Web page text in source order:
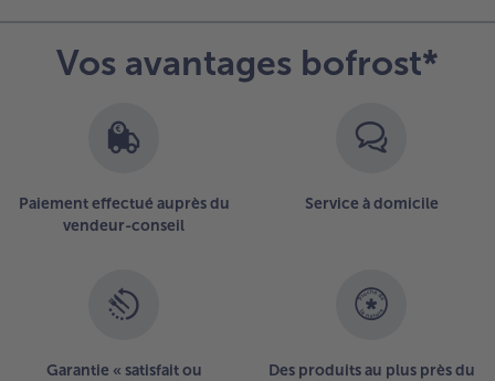
Vos avantages bofrost*
Paiement effectué auprès du
vendeur-conseil
Service à domicile
Garantie « satisfait ou
Des produits au plus près du